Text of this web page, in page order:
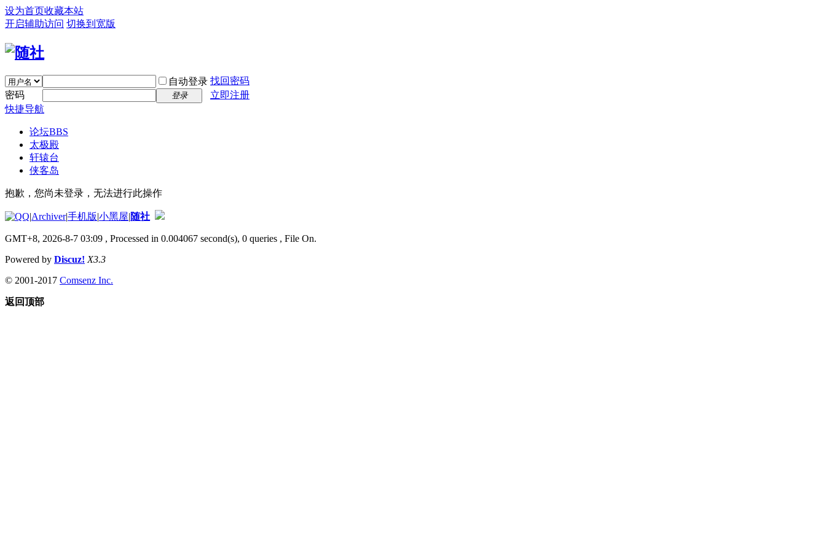
设为首页收藏本站
开启辅助访问 切换到宽版
自动登录 找回密码
密码
登录
立即注册
快捷导航
论坛BBS
太极殿
轩辕台
侠客岛
抱歉，您尚未登录，无法进行此操作
|Archiver|手机版|小黑屋|随社
GMT+8, 2026-8-7 03:09 , Processed in 0.004067 second(s), 0 queries , File On.
Powered by Discuz! X3.3
© 2001-2017 Comsenz Inc.
返回顶部